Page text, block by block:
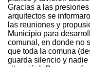
Gracias a las
arquitectos se
las reuniones y
Municipio para
comunal, en donde no
que toda la comuna
guarda silencio y